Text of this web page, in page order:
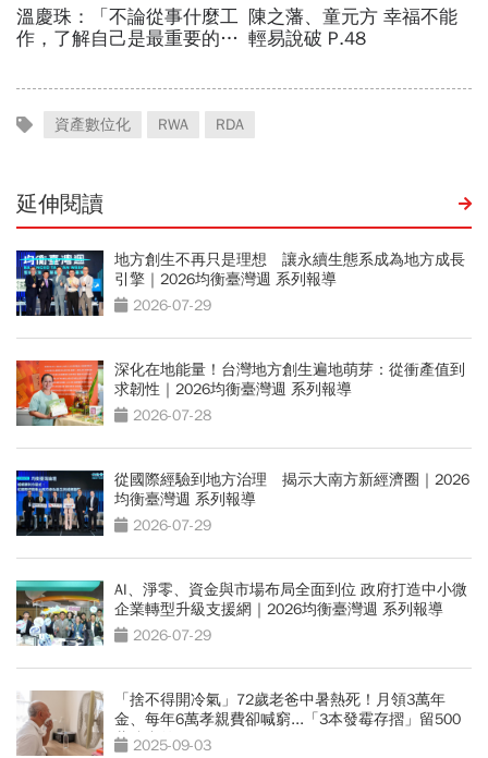
資產數位化 RWA RDA
延伸閱讀
地方創生不再只是理想 讓永續生態系成為地方成長
引擎｜2026均衡臺灣週 系列報導
2026-07-29
深化在地能量！台灣地方創生遍地萌芽：從衝產值到
求韌性｜2026均衡臺灣週 系列報導
2026-07-28
從國際經驗到地方治理 揭示大南方新經濟圈｜2026
均衡臺灣週 系列報導
2026-07-29
AI、淨零、資金與市場布局全面到位 政府打造中小微
企業轉型升級支援網｜2026均衡臺灣週 系列報導
2026-07-29
「捨不得開冷氣」72歲老爸中暑熱死！月領3萬年
金、每年6萬孝親費卻喊窮...「3本發霉存摺」留500
萬遺產啟示
2025-09-03